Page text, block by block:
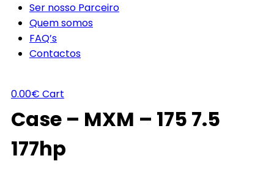
Ser nosso Parceiro
Quem somos
FAQ’s
Contactos
0.00€ Cart
Case – MXM – 175 7.5
177hp